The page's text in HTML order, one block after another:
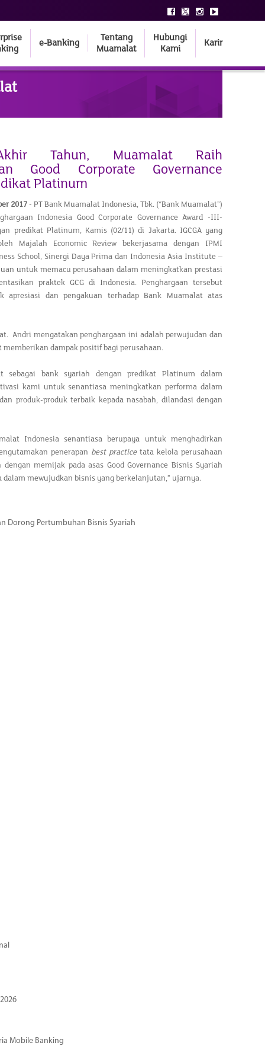
e-Banking
Tentang
Muamalat
Hubungi
Kami
Karir
Tahun, Muamalat Raih
Good Corporate Governance
Platinum
2017- PT Bank Muamalat Indonesia, Tbk. (“Bank Muamalat”)
Indonesia Good Corporate Governance Award -III-
predikat Platinum, Kamis (02/11) di Jakarta. IGCGA yang
Majalah Economic Review bekerjasama dengan IPMI
School, Sinergi Daya Prima dan Indonesia Asia Institute –
untuk memacu perusahaan dalam meningkatkan prestasi
praktek GCG di Indonesia. Penghargaan tersebut
apresiasi dan pengakuan terhadap Bank Muamalat atas
Andri mengatakan penghargaan ini adalah perwujudan dan
dampak positif bagi perusahaan.
sebagai bank syariah dengan predikat Platinum dalam
kami untuk senantiasa meningkatkan performa dalam
produk-produk terbaik kepada nasabah, dilandasi dengan
Indonesia senantiasa berupaya untuk menghadirkan
penerapan best practicetata kelola perusahaan
memijak pada asas Good Governance Bisnis Syariah
dalam mewujudkan bisnis yang berkelanjutan,” ujarnya.
Dorong Pertumbuhan Bisnis Syariah
Mobile Banking